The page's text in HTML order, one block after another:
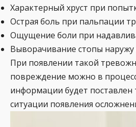
Характерный хруст при
Острая боль при пальпации
Ощущение боли при
Выворачивание стопы наружу
При появлении такой
повреждение можно в
информации будет поставлен
ситуации появления